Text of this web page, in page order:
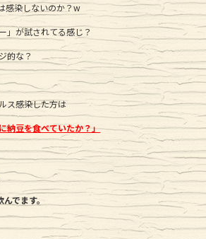
感染しないのか？w
」が試されてる感じ？
的な？
ス感染した方は
納豆を食べていたか？」
でます。